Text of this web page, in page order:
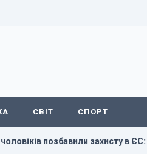
СВІТ СПОРТ
захисту в ЄС: кого тепер